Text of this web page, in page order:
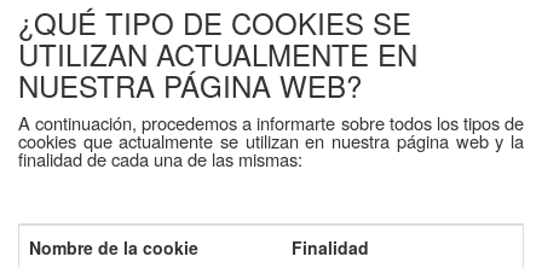
¿QUÉ TIPO DE COOKIES SE
UTILIZAN ACTUALMENTE EN
NUESTRA PÁGINA WEB?
A continuación, procedemos a informarte sobre todos los tipos de
cookies que actualmente se utilizan en nuestra página web y la
finalidad de cada una de las mismas:
Nombre de la cookie Finalidad